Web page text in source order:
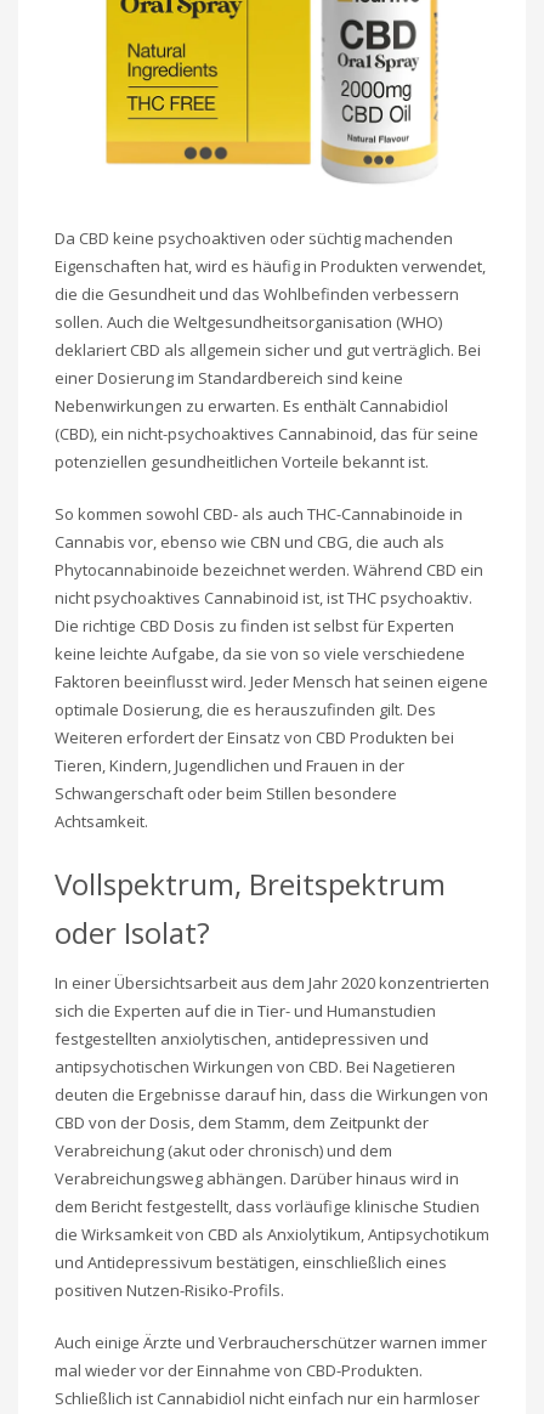
Da CBD keine psychoaktiven oder süchtig machenden
Eigenschaften hat, wird es häufig in Produkten verwendet,
die die Gesundheit und das Wohlbefinden verbessern
sollen. Auch die Weltgesundheitsorganisation (WHO)
deklariert CBD als allgemein sicher und gut verträglich. Bei
einer Dosierung im Standardbereich sind keine
Nebenwirkungen zu erwarten. Es enthält Cannabidiol
(CBD), ein nicht-psychoaktives Cannabinoid, das für seine
potenziellen gesundheitlichen Vorteile bekannt ist.
So kommen sowohl CBD- als auch THC-Cannabinoide in
Cannabis vor, ebenso wie CBN und CBG, die auch als
Phytocannabinoide bezeichnet werden. Während CBD ein
nicht psychoaktives Cannabinoid ist, ist THC psychoaktiv.
Die richtige CBD Dosis zu finden ist selbst für Experten
keine leichte Aufgabe, da sie von so viele verschiedene
Faktoren beeinflusst wird. Jeder Mensch hat seinen eigene
optimale Dosierung, die es herauszufinden gilt. Des
Weiteren erfordert der Einsatz von CBD Produkten bei
Tieren, Kindern, Jugendlichen und Frauen in der
Schwangerschaft oder beim Stillen besondere
Achtsamkeit.
Vollspektrum, Breitspektrum
oder Isolat?
In einer Übersichtsarbeit aus dem Jahr 2020 konzentrierten
sich die Experten auf die in Tier- und Humanstudien
festgestellten anxiolytischen, antidepressiven und
antipsychotischen Wirkungen von CBD. Bei Nagetieren
deuten die Ergebnisse darauf hin, dass die Wirkungen von
CBD von der Dosis, dem Stamm, dem Zeitpunkt der
Verabreichung (akut oder chronisch) und dem
Verabreichungsweg abhängen. Darüber hinaus wird in
dem Bericht festgestellt, dass vorläufige klinische Studien
die Wirksamkeit von CBD als Anxiolytikum, Antipsychotikum
und Antidepressivum bestätigen, einschließlich eines
positiven Nutzen-Risiko-Profils.
Auch einige Ärzte und Verbraucherschützer warnen immer
mal wieder vor der Einnahme von CBD-Produkten.
Schließlich ist Cannabidiol nicht einfach nur ein harmloser